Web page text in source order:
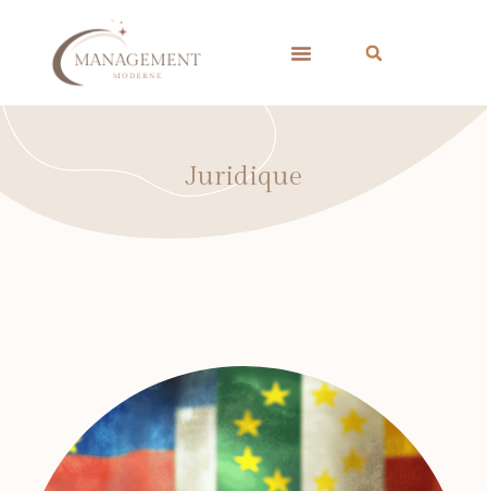
Juridique